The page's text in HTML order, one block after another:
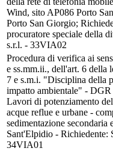
Wind, sito AP086 Porto
Porto San Giorgio;
procuratore speciale della
s.r.l. - 33VIA02
Procedura di verifica ai
e ss.mm.ii., dell'art. 6 della
7 e s.m.i. "Disciplina della
impatto ambientale" -
Lavori di potenziamento
acque reflue e urbane -
sedimentazione
Sant'Elpidio - Richiedente:
34VIA01